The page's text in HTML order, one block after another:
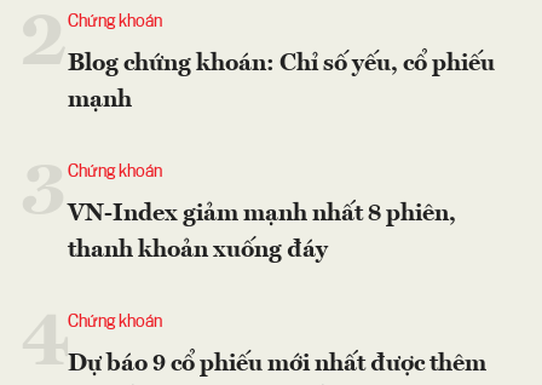
2Chứng khoán
Blog chứng khoán: Chỉ số yếu, cổ phiếu
mạnh
Chứng khoán
VN-Index giảm mạnh nhất 8 phiên,
thanh khoản xuống đáy
4Chứng khoán
Dự báo 9 cổ phiếu mới nhất được thêm